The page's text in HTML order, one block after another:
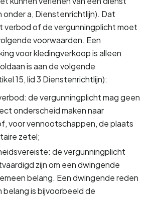
onder a, Dienstenrichtlijn). Dat
of de vergunningplicht moet
voorwaarden. Een
voor kledingverkoop is alleen
is aan de volgende
15, lid 3 Dienstenrichtlijn):
de vergunningplicht mag geen
onderscheid maken naar
voor vennootschappen, de plaats
zetel;
de vergunningplicht
zijn om een dwingende
belang. Een dwingende reden
belang is bijvoorbeeld de